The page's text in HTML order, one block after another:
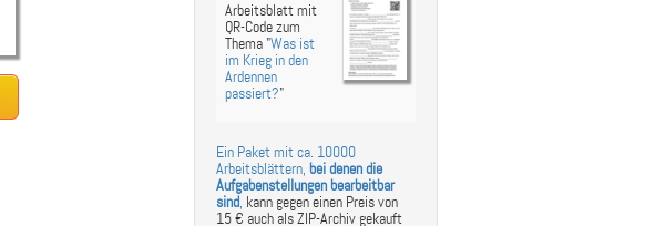
Arbeitsblatt mit
QR-Code zum
Thema "Was ist
im Krieg in den
Ardennen
passiert?"
Ein Paket mit ca. 10000
Arbeitsblättern, bei denen die
Aufgabenstellungen bearbeitbar
sind, kann gegen einen Preis von
15 € auch als ZIP-Archiv gekauft